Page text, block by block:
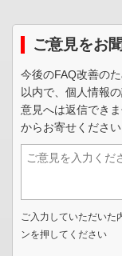
ご意見をお
今後のFAQ改善の
以内で、個人情報
意見へは返信でき
からお寄せください
ご入力していただいた
ンを押してください